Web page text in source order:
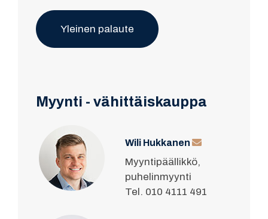
Yleinen palaute
Myynti - vähittäiskauppa
Wili Hukkanen
Myyntipäällikkö,
puhelinmyynti
Tel. 010 4111 491